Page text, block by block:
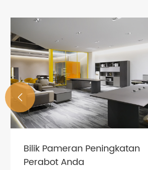
Bilik Pameran Peningkatan
Perabot Anda
